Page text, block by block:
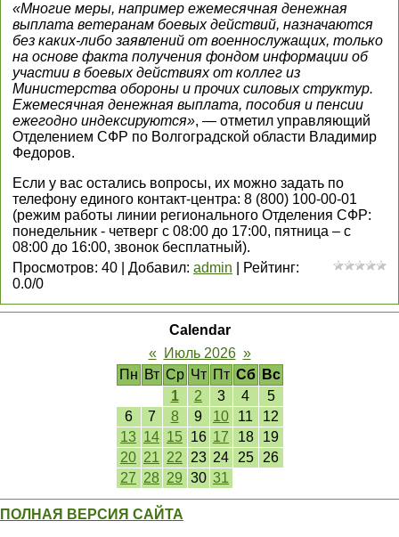
«Многие меры, например ежемесячная денежная
выплата ветеранам боевых действий, назначаются
без каких-либо заявлений от военнослужащих, только
на основе факта получения фондом информации об
участии в боевых действиях от коллег из
Министерства обороны и прочих силовых структур.
Ежемесячная денежная выплата, пособия и пенсии
ежегодно индексируются», — отметил управляющий
Отделением СФР по Волгоградской области Владимир
Федоров.
Если у вас остались вопросы, их можно задать по
телефону единого контакт-центра: 8 (800) 100-00-01
(режим работы линии регионального Отделения СФР:
понедельник - четверг с 08:00 до 17:00, пятница – с
08:00 до 16:00, звонок бесплатный).
Просмотров: 40 Добавил: admin Рейтинг:
0.0/0
Calendar
«
Июль 2026 »
Пн Вт Ср Чт Пт Сб
Вс
1
2 3 4
5
6
7 8 9 10 11
12
13 14 15 16 17 18
19
20 21 22 23 24 25
26
27 28 29 30 31
ПОЛНАЯ ВЕРСИЯ САЙТА